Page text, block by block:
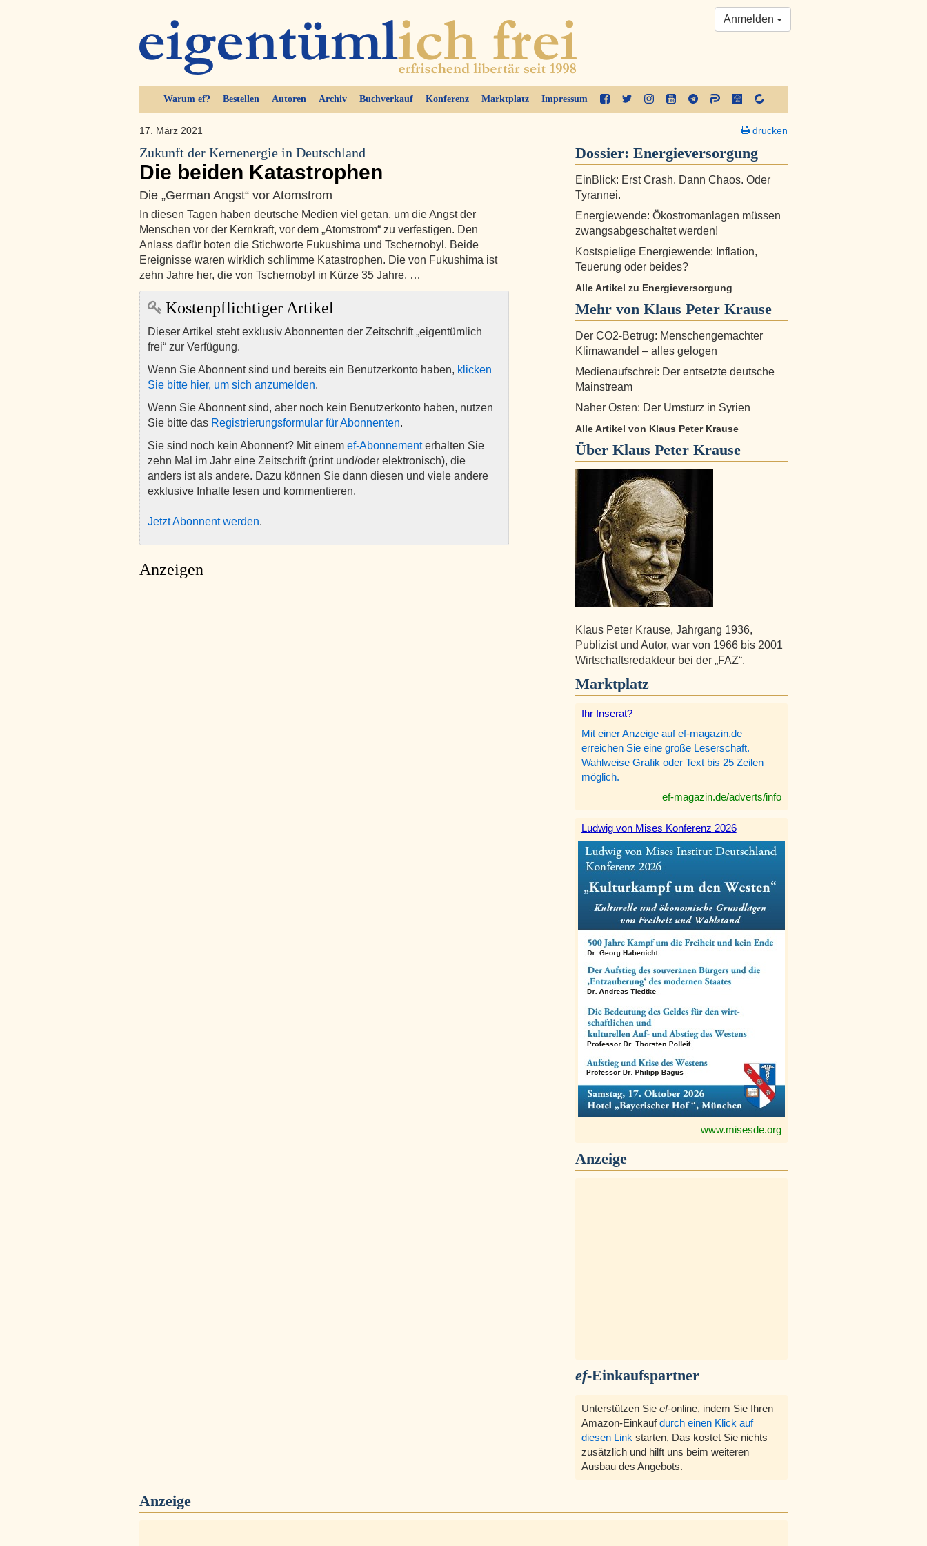
Warum ef? Bestellen Autoren Archiv Buchverkauf Konferenz Marktplatz Impressum
Anmelden
17. März 2021
Zukunft der Kernenergie in Deutschland
Die beiden Katastrophen
Die „German Angst“ vor Atomstrom
In diesen Tagen haben deutsche Medien viel getan, um die Angst der
Menschen vor der Kernkraft, vor dem „Atomstrom“ zu verfestigen. Den
Anlass dafür boten die Stichworte Fukushima und Tschernobyl. Beide
Ereignisse waren wirklich schlimme Katastrophen. Die von Fukushima ist
zehn Jahre her, die von Tschernobyl in Kürze 35 Jahre. …
Kostenpflichtiger Artikel
Dieser Artikel steht exklusiv Abonnenten der Zeitschrift „eigentümlich
frei“ zur Verfügung.
Wenn Sie Abonnent sind und bereits ein Benutzerkonto haben, klicken
Sie bitte hier, um sich anzumelden.
Wenn Sie Abonnent sind, aber noch kein Benutzerkonto haben, nutzen
Sie bitte das Registrierungsformular für Abonnenten.
Sie sind noch kein Abonnent? Mit einem ef-Abonnementerhalten Sie
zehn Mal im Jahr eine Zeitschrift (print und/oder elektronisch), die
anders ist als andere. Dazu können Sie dann diesen und viele andere
exklusive Inhalte lesen und kommentieren.
Jetzt Abonnent werden.
Anzeigen
drucken
Dossier: Energieversorgung
EinBlick: Erst Crash. Dann Chaos. Oder
Tyrannei.
Energiewende: Ökostromanlagen müssen
zwangsabgeschaltet werden!
Kostspielige Energiewende: Inflation,
Teuerung oder beides?
Alle Artikel zu Energieversorgung
Mehr von Klaus Peter Krause
Der CO2-Betrug: Menschengemachter
Klimawandel – alles gelogen
Medienaufschrei: Der entsetzte deutsche
Mainstream
Naher Osten: Der Umsturz in Syrien
Alle Artikel von Klaus Peter Krause
Über Klaus Peter Krause
Klaus Peter Krause, Jahrgang 1936,
Publizist und Autor, war von 1966 bis 2001
Wirtschaftsredakteur bei der „FAZ“.
Marktplatz
Ihr Inserat?
Mit einer Anzeige auf ef-magazin.de
erreichen Sie eine große Leserschaft.
Wahlweise Grafik oder Text bis 25 Zeilen
möglich.
ef-magazin.de/adverts/info
Ludwig von Mises Konferenz 2026
www.misesde.org
Anzeige
ef-Einkaufspartner
Unterstützen Sie ef-online, indem Sie Ihren
Amazon-Einkaufdurch einen Klick auf
diesen Link starten, Das kostet Sie nichts
zusätzlich und hilft uns beim weiteren
Ausbau des Angebots.
Anzeige